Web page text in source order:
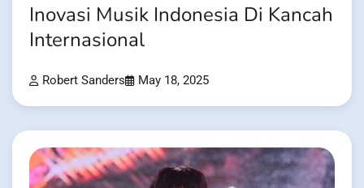
Inovasi Musik Indonesia Di Kancah
Internasional
Robert Sanders May 18, 2025